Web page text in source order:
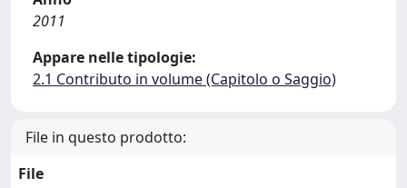
2011
Appare nelle tipologie:
2.1 Contributo in volume (Capitolo o Saggio)
File in questo prodotto:
File